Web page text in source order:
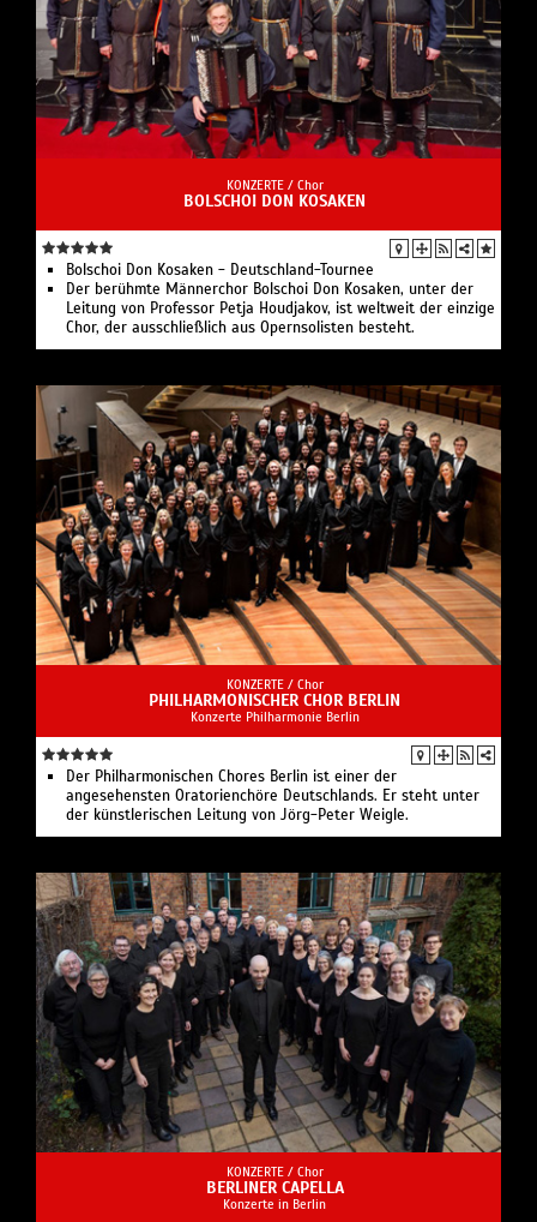
KONZERTE / Chor
BOLSCHOI DON KOSAKEN
Bolschoi Don Kosaken - Deutschland-Tournee
Der berühmte Männerchor Bolschoi Don Kosaken, unter der
Leitung von Professor Petja Houdjakov, ist weltweit der einzige
Chor, der ausschließlich aus Opernsolisten besteht.
KONZERTE / Chor
PHILHARMONISCHER CHOR BERLIN
Konzerte Philharmonie Berlin
Der Philharmonischen Chores Berlin ist einer der
angesehensten Oratorienchöre Deutschlands. Er steht unter
der künstlerischen Leitung von Jörg-Peter Weigle.
KONZERTE / Chor
BERLINER CAPELLA
Konzerte in Berlin